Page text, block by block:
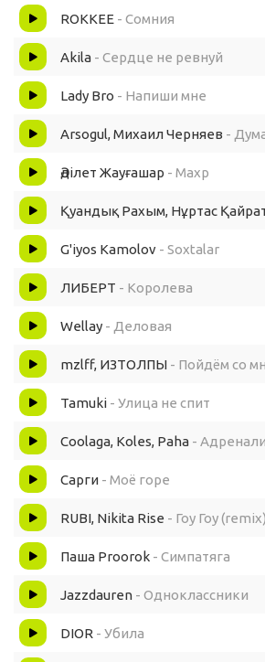
ROKKEE - Сомния
Akila - Сердце не ревнуй
Lady Bro - Напиши мне
Arsogul, Михаил Черняев -
Әділет Жауғашар - Махр
Қуандық Рахым, Нұртас
G'iyos Kamolov - Soxtalar
ЛИБЕРТ - Королева
Wellay - Деловая
mzlff, ИЗТОЛПЫ - Пойдём со
Tamuki - Улица не спит
Coolaga, Koles, Paha -
Сарги - Моё горе
RUBI, Nikita Rise - Гоу Гоу (remix)
Паша Proorok - Симпатяга
Jazzdauren - Одноклассники
DIOR - Убила